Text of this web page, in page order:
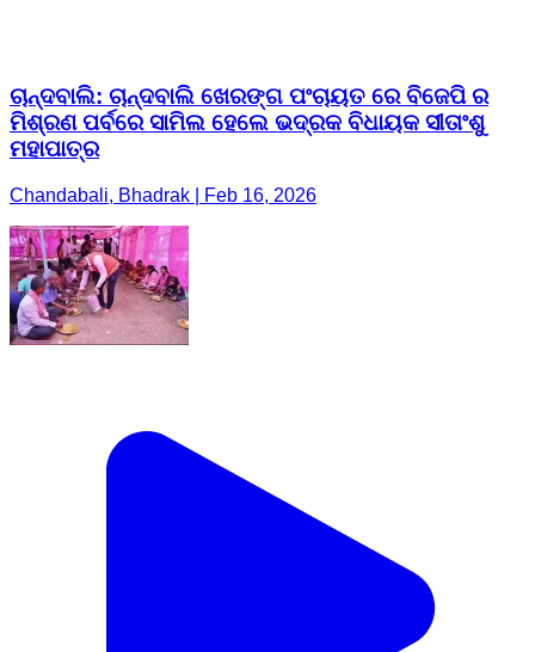
ଚାନ୍ଦବାଲି: ଚାନ୍ଦବାଲି ଖେରଙ୍ଗ ପଂଚାୟତ ରେ ବିଜେପି ର
ମିଶ୍ରଣ ପର୍ବରେ ସାମିଲ ହେଲେ ଭଦ୍ରକ ବିଧାୟକ ସୀତାଂଶୁ
ମହାପାତ୍ର
Chandabali, Bhadrak | Feb 16, 2026